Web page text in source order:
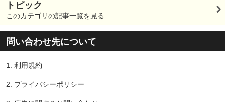
トピック
このカテゴリの記事一覧を見る
問い合わせ先について
1. 利用規約
2. プライバシーポリシー